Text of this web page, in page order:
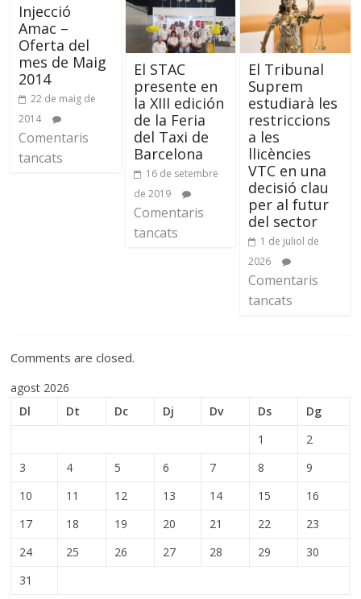
Injecció
Amac –
Oferta del
mes de Maig
2014
22 de maig de
2014
Comentaris
tancats
El STAC
presente en
la XIII edición
de la Feria
del Taxi de
Barcelona
16 de setembre
de 2019
Comentaris
tancats
El Tribunal
Suprem
estudiarà les
restriccions
a les
llicències
VTC en una
decisió clau
per al futur
del sector
1 de juliol de
2026
Comentaris
tancats
Comments are closed.
agost 2026
Dl
Dt Dc Dj Dv Ds
Dg
1
2
3
4 5 6 7 8
9
10
11 12 13 14 15
16
17
18 19 20 21 22
23
24
25 26 27 28 29
30
31